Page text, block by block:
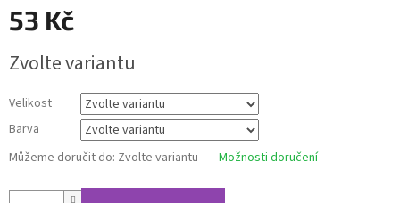
53 Kč
cena:
Zvolte variantu
Velikost
Barva
Můžeme doručit do: Zvolte variantu Možnosti doručení